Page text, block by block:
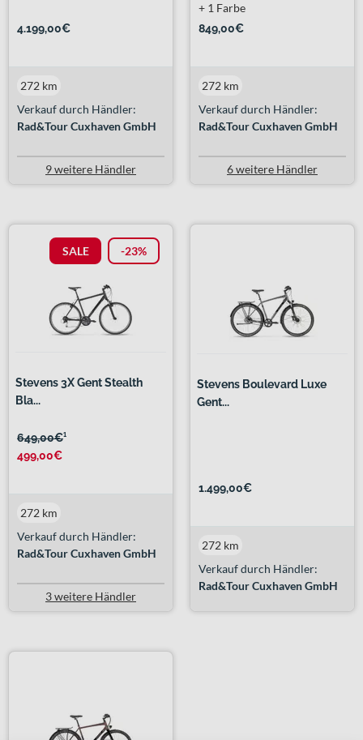
4.199,00€
Verkauf durch Händler:
Rad&Tour Cuxhaven GmbH
272 km
9 weitere Händler
849,00€
+ 1 Farbe
Verkauf durch Händler:
Rad&Tour Cuxhaven GmbH
272 km
6 weitere Händler
SALE -23%
Stevens 3X Gent Stealth
Bla...
649,00€¹
499,00€
Verkauf durch Händler:
Rad&Tour Cuxhaven GmbH
272 km
3 weitere Händler
Stevens Boulevard Luxe
Gent...
1.499,00€
Verkauf durch Händler:
Rad&Tour Cuxhaven GmbH
272 km